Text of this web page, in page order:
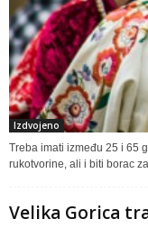
Izdvojeno
Treba imati između 25 i 65
rukotvorine, ali i biti borac
Velika Gorica